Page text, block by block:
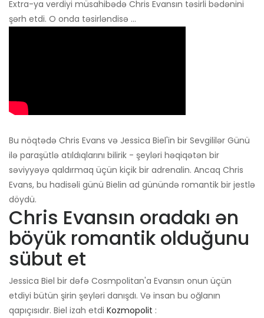
Extra-ya verdiyi müsahibədə Chris Evansın təsirli bədənini
şərh etdi. O onda təsirləndisə ...
Bu nöqtədə Chris Evans və Jessica Biel'in bir Sevgililər Günü
ilə paraşütlə atıldıqlarını bilirik - şeyləri həqiqətən bir
səviyyəyə qaldırmaq üçün kiçik bir adrenalin. Ancaq Chris
Evans, bu hadisəli günü Bielin ad günündə romantik bir jestlə
döydü.
Chris Evansın oradakı ən
böyük romantik olduğunu
sübut et
Jessica Biel bir dəfə Cosmpolitan'a Evansın onun üçün
etdiyi bütün şirin şeyləri danışdı. Və insan bu oğlanın
qapıçısıdır. Biel izah etdi Kozmopolit :